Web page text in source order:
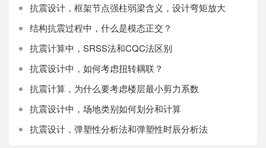
抗震设计，框架节点强柱弱梁含义，设计弯矩放大
结构抗震过程中，什么是模态正交？
抗震计算中，SRSS法和CQC法区别
抗震设计中，如何考虑扭转耦联？
抗震计算，为什么要考虑楼层最小剪力系数
抗震设计中，场地类别如何划分和计算
抗震设计，弹塑性分析法和弹塑性时辰分析法